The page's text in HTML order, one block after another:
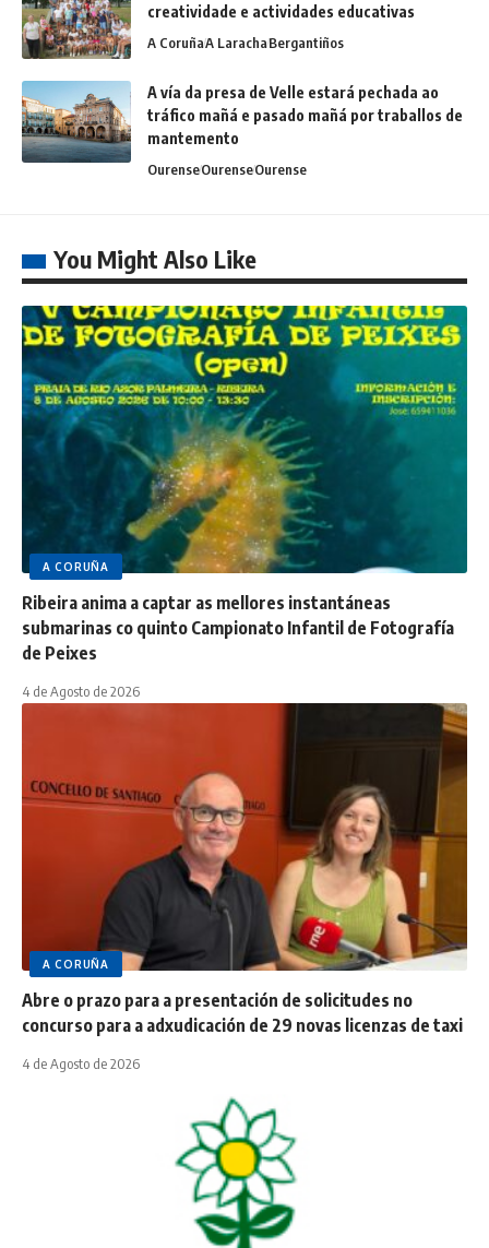
creatividade e actividades educativas
A CoruñaA LarachaBergantiños
A vía da presa de Velle estará pechada ao
tráfico mañá e pasado mañá por traballos de
mantemento
OurenseOurenseOurense
You Might Also Like
A CORUÑA
Ribeira anima a captar as mellores instantáneas
submarinas co quinto Campionato Infantil de Fotografía
de Peixes
4 de Agosto de 2026
A CORUÑA
Abre o prazo para a presentación de solicitudes no
concurso para a adxudicación de 29 novas licenzas de taxi
4 de Agosto de 2026